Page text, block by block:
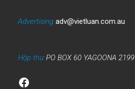
Advertising adv@vietluan.com.au
Hộp thưPO BOX 60 YAGOONA 2199
Facebook